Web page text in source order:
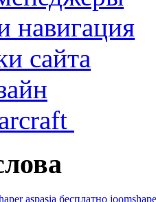
навигация
сайта
aspasia бесплатно